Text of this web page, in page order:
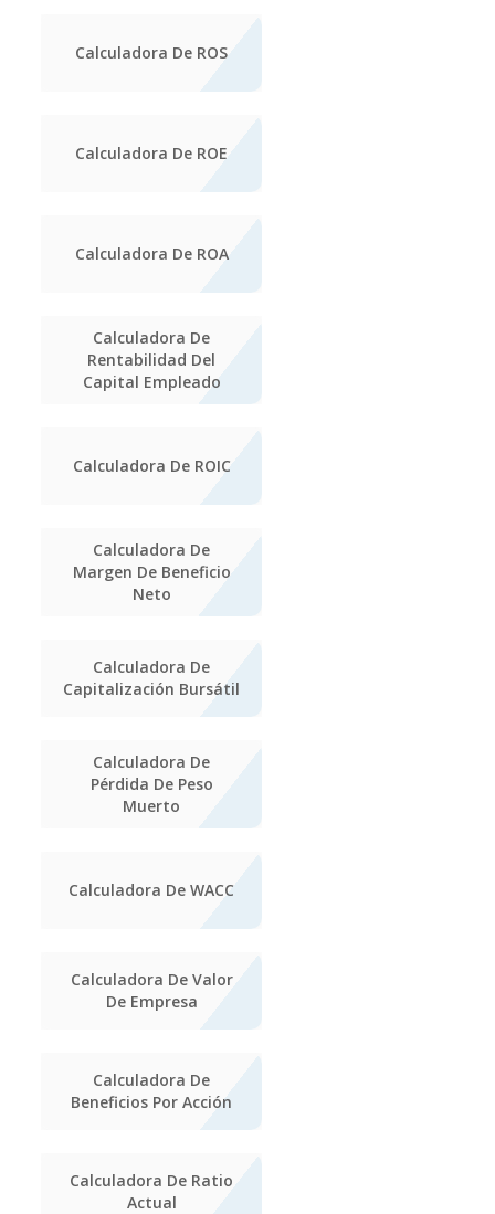
Calculadora De ROS
Calculadora De ROE
Calculadora De ROA
Calculadora De
Rentabilidad Del
Capital Empleado
Calculadora De ROIC
Calculadora De
Margen De Beneficio
Neto
Calculadora De
Capitalización Bursátil
Calculadora De
Pérdida De Peso
Muerto
Calculadora De WACC
Calculadora De Valor
De Empresa
Calculadora De
Beneficios Por Acción
Calculadora De Ratio
Actual